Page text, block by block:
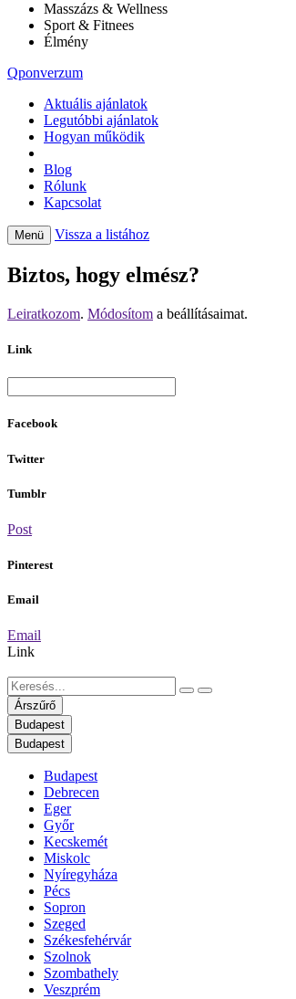
Masszázs & Wellness
Sport & Fitnees
Élmény
Qponverzum
Aktuális ajánlatok
Legutóbbi ajánlatok
Hogyan működik
Blog
Rólunk
Kapcsolat
Menü Vissza a listához
Biztos, hogy elmész?
Leiratkozom. Módosítom a beállításaimat.
Link
Facebook
Twitter
Tumblr
Post
Pinterest
Email
Email
Link
Árszűrő
Budapest
Budapest
Budapest
Debrecen
Eger
Győr
Kecskemét
Miskolc
Nyíregyháza
Pécs
Sopron
Szeged
Székesfehérvár
Szolnok
Szombathely
Veszprém